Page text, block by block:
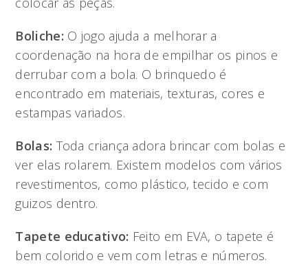
Boliche: O jogo ajuda a melhorar a
coordenação na hora de empilhar os pinos e
derrubar com a bola. O brinquedo é
encontrado em materiais, texturas, cores e
estampas variados.
Bolas: Toda criança adora brincar com bolas e
ver elas rolarem. Existem modelos com vários
revestimentos, como plástico, tecido e com
guizos dentro.
Tapete educativo: Feito em EVA, o tapete é
bem colorido e vem com letras e números.